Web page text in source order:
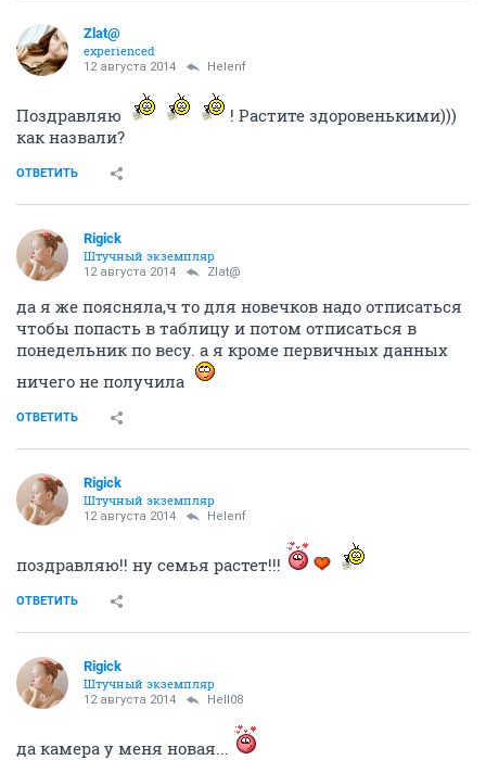
Zlat@
experienced
12 августа 2014 Helenf
Поздравляю
! Растите здоровенькими)))
как назвали?
ОТВЕТИТЬ
Rigick
Штучный экземпляр
12 августа 2014 Zlat@
да я же поясняла,ч то для новечков надо отписаться
чтобы попасть в таблицу и потом отписаться в
понедельник по весу. а я кроме первичных данных
ничего не получила
ОТВЕТИТЬ
Rigick
Штучный экземпляр
12 августа 2014 Helenf
поздравляю!! ну семья растет!!!
ОТВЕТИТЬ
Rigick
Штучный экземпляр
12 августа 2014 Hell08
да камера у меня новая...